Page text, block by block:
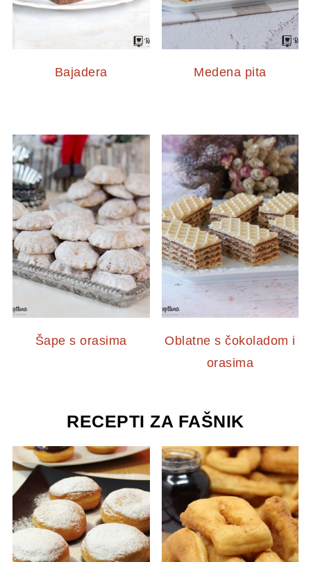
Bajadera Medena pita
Šape s orasima
Oblatne s čokoladom i
orasima
RECEPTI ZA FAŠNIK